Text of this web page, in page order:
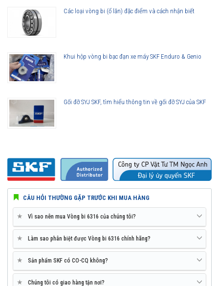
Các loại vòng bi (ổ lăn) đặc điểm và cách nhận biết
Khui hộp vòng bi bạc đạn xe máy SKF Enduro & Genio
Gối đỡ SYJ SKF, tìm hiểu thông tin về gối đỡ SYJ của SKF
CÂU HỎI THƯỜNG GẶP TRƯỚC KHI MUA HÀNG
★ Vì sao nên mua Vòng bi 6316 của chúng tôi?
★ Làm sao phân biệt được Vòng bi 6316 chính hãng?
★ Sản phẩm SKF có CO-CQ không?
★ Chúng tôi có giao hàng tận nơi?